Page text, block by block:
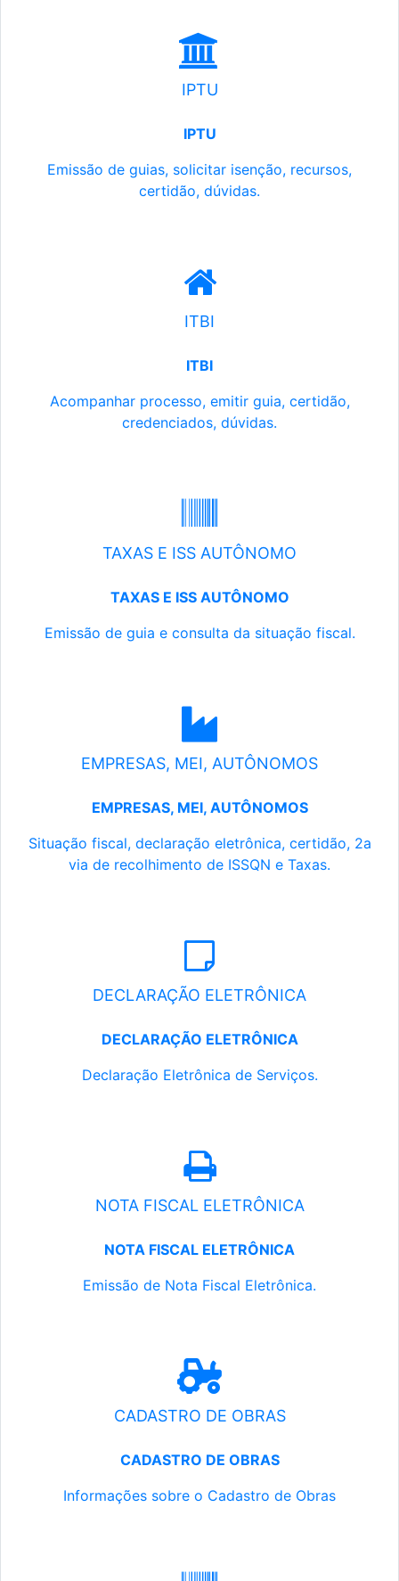
IPTU
IPTU
Emissão de guias, solicitar isenção, recursos,
certidão, dúvidas.
ITBI
ITBI
Acompanhar processo, emitir guia, certidão,
credenciados, dúvidas.
TAXAS E ISS AUTÔNOMO
TAXAS E ISS AUTÔNOMO
Emissão de guia e consulta da situação fiscal.
EMPRESAS, MEI, AUTÔNOMOS
EMPRESAS, MEI, AUTÔNOMOS
Situação fiscal, declaração eletrônica, certidão, 2a
via de recolhimento de ISSQN e Taxas.
DECLARAÇÃO ELETRÔNICA
DECLARAÇÃO ELETRÔNICA
Declaração Eletrônica de Serviços.
NOTA FISCAL ELETRÔNICA
NOTA FISCAL ELETRÔNICA
Emissão de Nota Fiscal Eletrônica.
CADASTRO DE OBRAS
CADASTRO DE OBRAS
Informações sobre o Cadastro de Obras